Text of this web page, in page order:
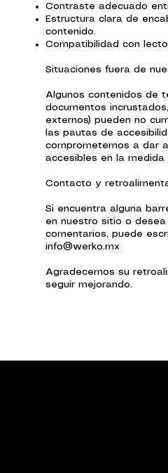
Contraste adecuado
Estructura clara de
contenido.
Compatibilidad con
Situaciones fuera de
Algunos contenidos de
documentos
externos) pueden no
las pautas de
comprometemos a dar
accesibles en la medida
Contacto y
Si encuentra alguna
en nuestro sitio o
comentarios, puede
info@werko.mx
Agradecemos su
seguir mejorando.